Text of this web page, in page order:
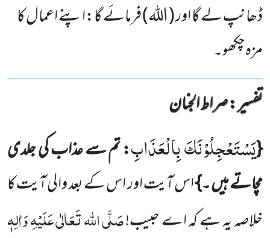
ڈھانپ لے گا اور ( الله) فرمائے گا:اپنے اعمال کا
مزہ چکھو۔
تفسیر : ‎صراط الجنان
{یَسْتَعْجِلُوْنَكَ بِالْعَذَابِ: تم سے عذاب کی جلدی
مچاتے ہیں ۔}اس آیت اور اس کے بعد والی آیت کا
خلاصہ یہ ہے کہ اے حبیب!صَلَّی اللہ تَعَالٰی عَلَیْہِ وَاٰلِہٖ